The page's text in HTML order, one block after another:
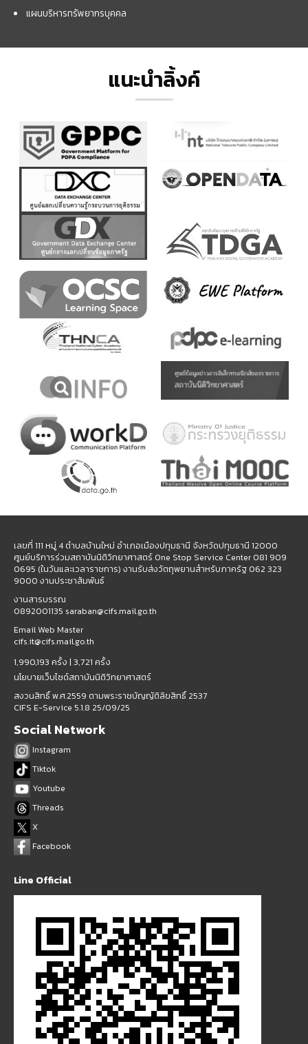
แผนบริหารทรัพยากรบุคคล
แนะนำลิ้งค์
เลขที่ 111 หมู่ 4 ตำบลบ้านใหม่ อำเภอเมืองปทุมธานี จังหวัดปทุมธานี 12000
ศูนย์บริการร่วมสถาบันนิติวิทยาศาสตร์ One Stop Service Center 081 909
0695 (ในวันและเวลาราชการ) งานรับส่งวัตถุพยานสำหรับภาครัฐ 062 323
9000 งานประชาสัมพันธ์
งานสารบรรณ
0892001135 saraban@cifs.mail.go.th
Email Web Master
cifs.it@cifs.mail.go.th
1,990,193 ครั้ง | 3,721 ครั้ง
นโยบายเว็บไซต์สถาบันนิติวิทยาศาสตร์
สงวนสิทธิ์ พ.ศ.2559 ตามพระราชบัญญัติลิขสิทธิ์ 2537
CIFS E-Service 5.1.8 25/09/25
Social Network
Instagram
Tiktok
Youtube
Threads
X
Facebook
Line Official